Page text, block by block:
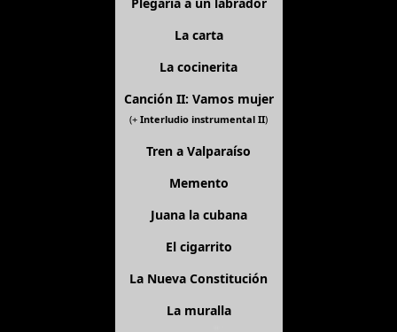
La carta
La cocinerita
Canción II: Vamos mujer
(+ Interludio instrumental II)
Tren a Valparaíso
Memento
Juana la cubana
El cigarrito
La Nueva Constitución
La muralla